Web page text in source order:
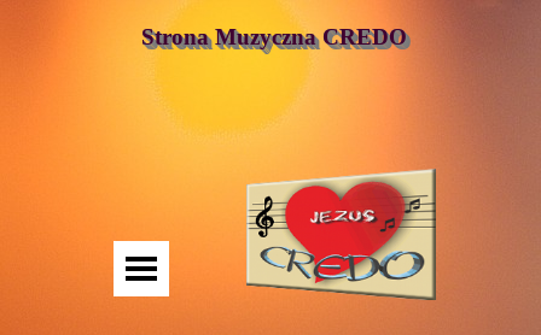
Strona Muzyczna CREDO